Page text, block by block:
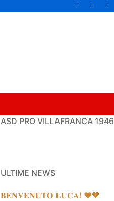
ASD PRO VILLAFRANCA 1946
ULTIME NEWS
𝐁𝐄𝐍𝐕𝐄𝐍𝐔𝐓𝐎 𝐋𝐔𝐂𝐀! ❤️💙